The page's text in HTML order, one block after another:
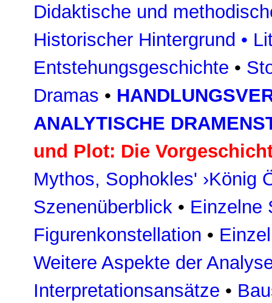
Didaktische und
Historischer Hintergrund •
Entstehungsgeschichte •
Dramas •
ANALYTISCHE
und Plot: Die
Mythos, Sophokles' ›König
Szenenüberblick • Einzelne
Figurenkonstellation •
Weitere Aspekte der
Interpretationsansätze •